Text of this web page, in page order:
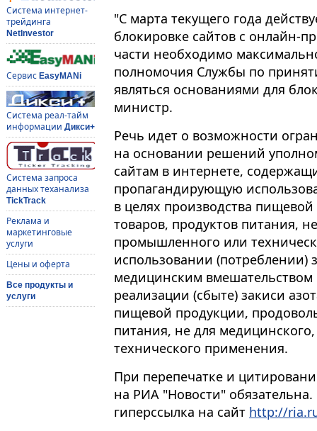
Система интернет-
трейдинга
NetInvestor
Сервис EasyMANi
Система реал-тайм
информации Дикси+
Система запроса
данных теханализа
TickTrack
Реклама и
маркетинговые
услуги
Цены и оферта
Все продукты и
услуги
"С марта текущего года
блокировке сайтов с онлайн-
части необходимо
полномочия Службы по
являться основаниями для
министр.
Речь идет о возможности
на основании решений
сайтам в интернете,
пропагандирующую
в целях производства
товаров, продуктов питания,
промышленного или
использовании (потреблении)
медицинским
реализации (сбыте) закиси
пищевой продукции,
питания, не для
технического применения.
При перепечатке и
на РИА "Новости"
гиперссылка на сайт http://